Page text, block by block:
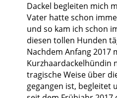
Dackel begleiten mich
Vater hatte schon
und so kam ich schon
diesen tollen Hunden
Nachdem Anfang 2017
Kurzhaardackelhündin
tragische Weise über
gegangen ist, begleitet